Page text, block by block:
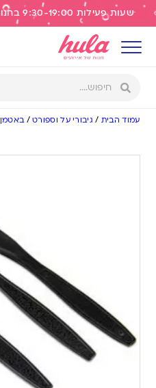
שעות פעילות 9:30-19:00 בחנות | משלוח חינם מעל 299 ש"ח
עמוד הבית / גיבורי על וספורט/באטמן